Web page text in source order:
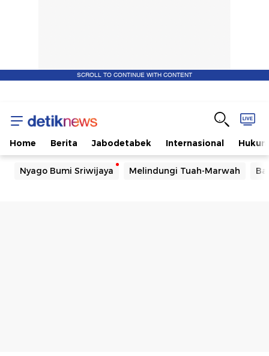
SCROLL TO CONTINUE WITH CONTENT
Home Berita Jabodetabek Internasional Hukum
Nyago Bumi Sriwijaya Melindungi Tuah-Marwah